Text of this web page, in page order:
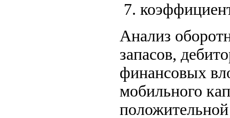
Анализ
запасов,
финансовых
мобильного